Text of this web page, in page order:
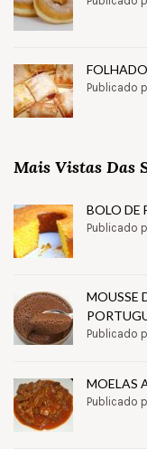
Publicado
Mais Vistas Das
BOLO DE
Publicado
MOUSSE
Publicado
MOELAS
Publicado